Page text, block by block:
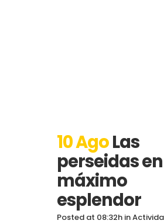
10 AgoLas
perseidas
máximo
esplendor
Posted at 08:32h in